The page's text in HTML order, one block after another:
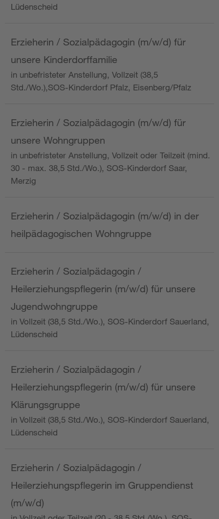
Lüdenscheid
Erzieherin / Sozialpädagogin (m/w/d) für
unsere Kinderdorffamilie
in unbefristeter Anstellung, Vollzeit (38,5
Std./Wo.),SOS-Kinderdorf Pfalz, Eisenberg/Pfalz
Erzieherin / Sozialpädagogin (m/w/d) für
unsere Wohngruppen
in unbefristeter Anstellung, Vollzeit oder Teilzeit (mind.
30 - max. 38,5 Std./Wo.), SOS-Kinderdorf Saar,
Merzig
Erzieherin / Sozialpädagogin (m/w/d) in der
heilpädagogischen Wohngruppe
Erzieherin / Sozialpädagogin /
Heilerziehungspflegerin (m/w/d) für unsere
Jugendwohngruppe
in Vollzeit (38,5 Std./Wo.), SOS-Kinderdorf Sauerland,
Lüdenscheid
Erzieherin / Sozialpädagogin /
Heilerziehungspflegerin (m/w/d) für unsere
Klärungsgruppe
in Vollzeit (38,5 Std./Wo.), SOS-Kinderdorf Sauerland,
Lüdenscheid
Erzieherin / Sozialpädagogin /
Heilerziehungspflegerin im Gruppendienst
(m/w/d)